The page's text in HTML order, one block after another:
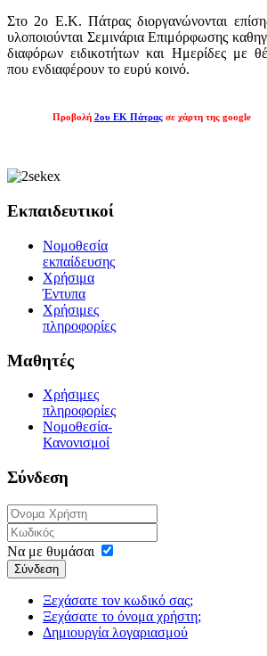
Στο 2ο Ε.Κ. Πάτρας διοργανώνονται
υλοποιούνται Σεμινάρια Επιμόρφωσης
διαφόρων ειδικοτήτων και Ημερίδες με
που ενδιαφέρουν το ευρύ κοινό.
Προβολή 2ου ΕΚ Πάτρας σε χάρτη της google
Εκπαιδευτικοί
Νομοθεσία
εκπαίδευσης
Χρήσιμα
Έντυπα
Χρήσιμες
πληροφορίες
Μαθητές
Χρήσιμες
πληροφορίες
Νομοθεσία-
Κανονισμοί
Σύνδεση
Να με θυμάσαι
Σύνδεση
Ξεχάσατε τον κωδικό σας;
Ξεχάσατε το όνομα χρήστη;
Δημιουργία λογαριασμού